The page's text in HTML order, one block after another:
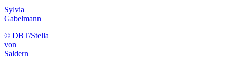
Sylvia
Gabelmann
© DBT/Stella
von
Saldern